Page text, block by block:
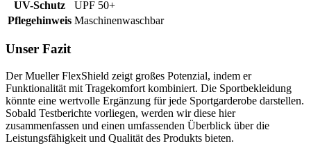
UV-Schutz
UPF 50+
Pflegehinweis Maschinenwaschbar
Unser Fazit
Der Mueller FlexShield zeigt großes Potenzial, indem er
Funktionalität mit Tragekomfort kombiniert. Die Sportbekleidung
könnte eine wertvolle Ergänzung für jede Sportgarderobe darstellen.
Sobald Testberichte vorliegen, werden wir diese hier
zusammenfassen und einen umfassenden Überblick über die
Leistungsfähigkeit und Qualität des Produkts bieten.